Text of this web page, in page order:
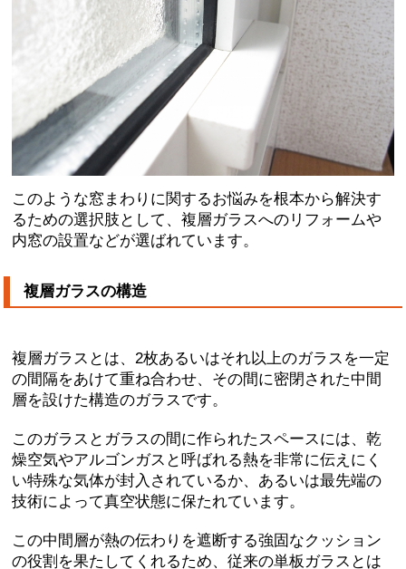
このような窓まわりに関するお悩みを根本から解決す
るための選択肢として、複層ガラスへのリフォームや
内窓の設置などが選ばれています。
複層ガラスの構造
複層ガラスとは、2枚あるいはそれ以上のガラスを一定
の間隔をあけて重ね合わせ、その間に密閉された中間
層を設けた構造のガラスです。
このガラスとガラスの間に作られたスペースには、乾
燥空気やアルゴンガスと呼ばれる熱を非常に伝えにく
い特殊な気体が封入 されているか、 あるいは最先端の
技術によって真空状態に保たれています。
この中間層が熱の伝わりを遮断する強固なクッション
の役割 を果たしてくれるため、従来の単板ガラスとは